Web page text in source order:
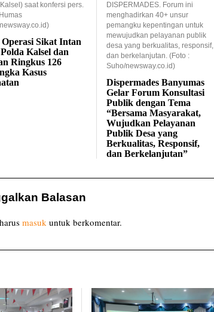
saat konfersi pers.
Sikat Intan
Kalsel dan
Ringkus 126
Kasus
DISPERMADES. Forum ini
menghadirkan 40+ unsur
pemangku kepentingan untuk
mewujudkan pelayanan publik
desa yang berkualitas, responsif,
dan berkelanjutan. (Foto :
Suho/newsway.co.id)
Dispermades Banyumas
Gelar Forum Konsultasi
Publik dengan Tema
“Bersama Masyarakat,
Wujudkan Pelayanan
Publik Desa yang
Berkualitas, Responsif,
dan Berkelanjutan”
Balasan
masuk untuk berkomentar.